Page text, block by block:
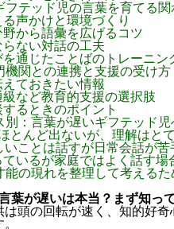
フテッド児の言葉を育てる関
声かけと環境づくり
から語彙を広げるコツ
ない対話の工夫
通じたことばのトレーニン
機関との連携と支援の受け方
ておきたい情報
など教育的支援の選択肢
るときのポイント
別：言葉が遅いギフテッド
とんど出ないが、理解はと
いことは話すが日常会話が苦
いるが家庭ではよく話す場
能の現れを整理して考える
葉が遅いは本当？まず知っ
は頭の回転が速く、知的好